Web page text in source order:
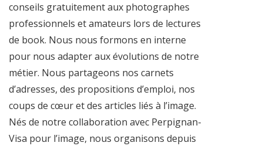
conseils gratuitement aux photographes
professionnels et amateurs lors de lectures
de book. Nous nous formons en interne
pour nous adapter aux évolutions de notre
métier. Nous partageons nos carnets
d’adresses, des propositions d’emploi, nos
coups de cœur et des articles liés à l’image.
Nés de notre collaboration avec Perpignan-
Visa pour l’image, nous organisons depuis